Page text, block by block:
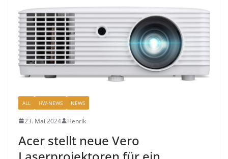
ALL HW-NEWS NEWS
23. Mai 2024 Henrik
Acer stellt neue Vero